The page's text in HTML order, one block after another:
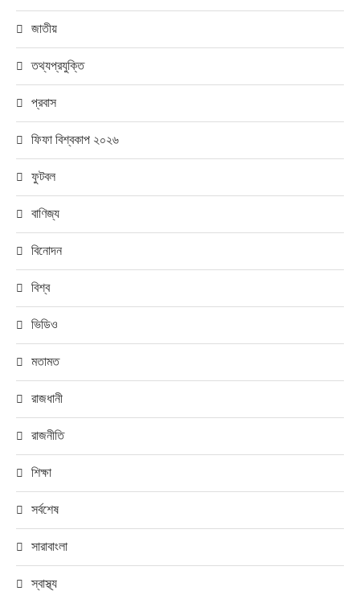
জাতীয়
তথ্যপ্রযুক্তি
প্রবাস
ফিফা বিশ্বকাপ ২০২৬
ফুটবল
বাণিজ্য
বিনোদন
বিশ্ব
ভিডিও
মতামত
রাজধানী
রাজনীতি
শিক্ষা
সর্বশেষ
সারাবাংলা
স্বাস্থ্য